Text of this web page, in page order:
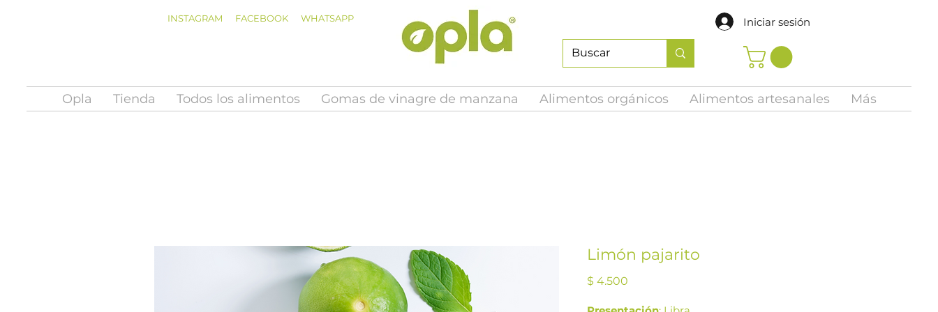
INSTAGRAM FACEBOOK WHATSAPP Iniciar sesión
Opla Tienda Todos los alimentos Gomas de vinagre de manzana Alimentos orgánicos Alimentos artesanales Más
Limón pajarito
$ 4.500